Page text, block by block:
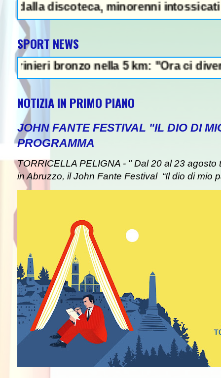
minorenni intossicati a
SPORT NEWS
bronzo nella 5 km: "Ora ci divertiamo
NOTIZIA IN PRIMO PIANO
JOHN FANTE FESTIVAL "IL DIO DI
PROGRAMMA
TORRICELLA PELIGNA - " Dal 20 al 23 agosto
in Abruzzo, il John Fante Festival “Il dio di mio
- Iran: "Raggiunto l'accordo